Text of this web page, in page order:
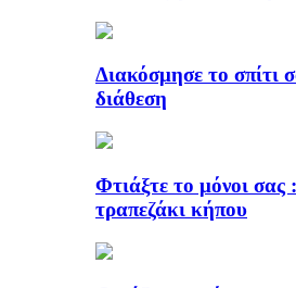
Διακόσμησε το σπίτι
διάθεση
Φτιάξτε το μόνοι σας
τραπεζάκι κήπου